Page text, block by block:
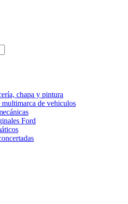
chapa y pintura
de vehiculos
Ford